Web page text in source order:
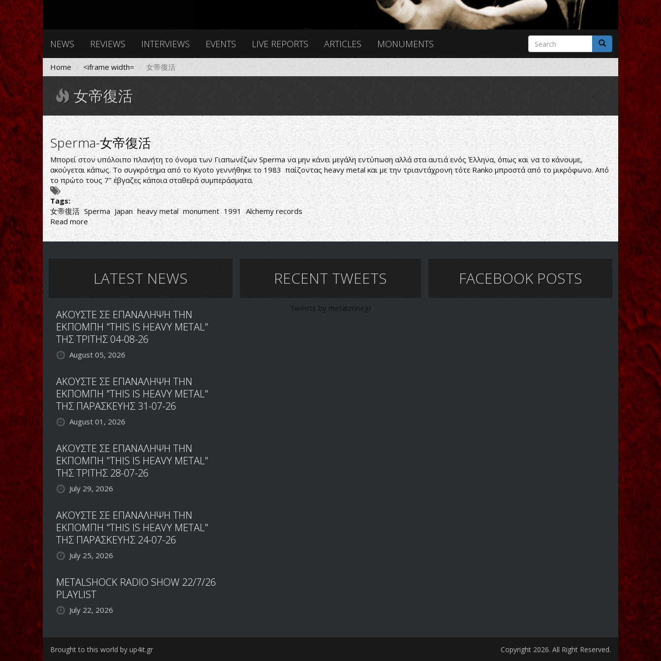
NEWS REVIEWS INTERVIEWS EVENTS LIVE REPORTS ARTICLES MONUMENTS
Search
form
Search
Home <iframe width= 女帝復活
女帝復活
Sperma-女帝復活
Μπορεί στον υπόλοιπο πλανήτη το όνομα των Γιαπωνέζων Sperma να μην κάνει μεγάλη εντύπωση αλλά στα αυτιά ενός Έλληνα, όπως και να το κάνουμε,
ακούγεται κάπως. Το συγκρότημα από το Kyoto γεννήθηκε το 1983 παίζοντας heavy metal και με την τριαντάχρονη τότε Ranko μπροστά από το μικρόφωνο. Από
το πρώτο τους 7’’ έβγαζες κάποια σταθερά συμπεράσματα.
Tags:
女帝復活 Sperma Japan heavy metal monument 1991 Alchemy records
Read more about
Sperma-
女
活LATEST NEWS
ΑΚΟΥΣΤΕ ΣΕ ΕΠΑΝΑΛΗΨΗ ΤΗΝ
ΕΚΠΟΜΠΗ "THIS IS HEAVY METAL"
ΤΗΣ ΤΡΙΤΗΣ 04-08-26
August 05, 2026
ΑΚΟΥΣΤΕ ΣΕ ΕΠΑΝΑΛΗΨΗ ΤΗΝ
ΕΚΠΟΜΠΗ "THIS IS HEAVY METAL"
ΤΗΣ ΠΑΡΑΣΚΕΥΗΣ 31-07-26
August 01, 2026
ΑΚΟΥΣΤΕ ΣΕ ΕΠΑΝΑΛΗΨΗ ΤΗΝ
ΕΚΠΟΜΠΗ "THIS IS HEAVY METAL"
ΤΗΣ ΤΡΙΤΗΣ 28-07-26
July 29, 2026
ΑΚΟΥΣΤΕ ΣΕ ΕΠΑΝΑΛΗΨΗ ΤΗΝ
ΕΚΠΟΜΠΗ "THIS IS HEAVY METAL"
ΤΗΣ ΠΑΡΑΣΚΕΥΗΣ 24-07-26
July 25, 2026
METALSHOCK RADIO SHOW 22/7/26
PLAYLIST
July 22, 2026
RECENT TWEETS
Tweets by metalzonegr
FACEBOOK POSTS
Brought to this world by up4it.gr Copyright 2026. All Right Reserved.